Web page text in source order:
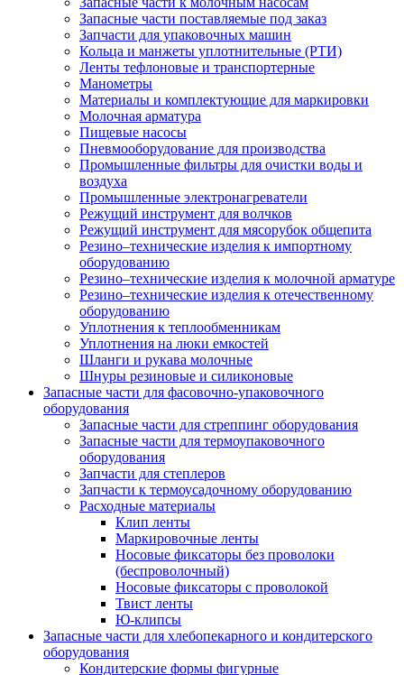
Запасные части поставляемые под заказ
Запчасти для упаковочных машин
Кольца и манжеты уплотнительные (РТИ)
Ленты тефлоновые и транспортерные
Манометры
Материалы и комплектующие для маркировки
Молочная арматура
Пищевые насосы
Пневмооборудование для производства
Промышленные фильтры для очистки воды и
воздуха
Промышленные электронагреватели
Режущий инструмент для волчков
Режущий инструмент для мясорубок общепита
Резино–технические изделия к импортному
оборудованию
Резино–технические изделия к молочной арматуре
Резино–технические изделия к отечественному
оборудованию
Уплотнения к теплообменникам
Уплотнения на люки емкостей
Шланги и рукава молочные
Шнуры резиновые и силиконовые
Запасные части для фасовочно-упаковочного
оборудования
Запасные части для стреппинг оборудования
Запасные части для термоупаковочного
оборудования
Запчасти для степлеров
Запчасти к термоусадочному оборудованию
Расходные материалы
Клип ленты
Маркировочные ленты
Носовые фиксаторы без проволоки
(беспроволочный)
Носовые фиксаторы с проволокой
Твист ленты
Ю-клипсы
Запасные части для хлебопекарного и кондитерского
оборудования
Кондитерские формы фигурные